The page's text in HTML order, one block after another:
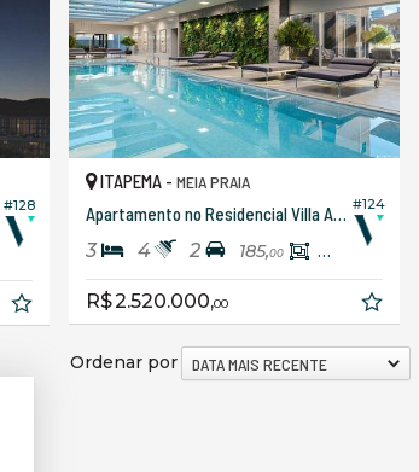
#128 #124
ITAPEMA - MEIA PRAIA
Apartamento no Residencial Villa Aurora
3 4 2 185,00 123,
R$ 2.520.000,00
Ordenar por DATA MAIS RECENTE